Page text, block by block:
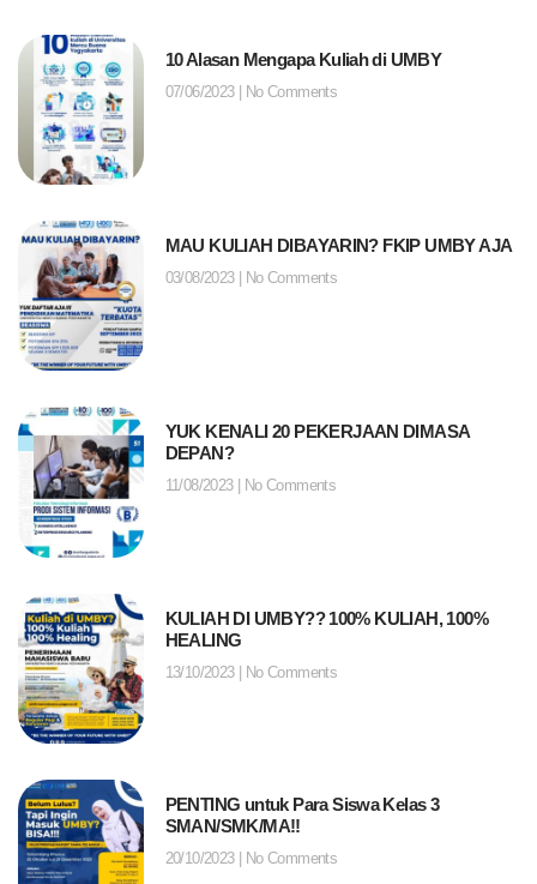
10 Alasan Mengapa Kuliah di UMBY
07/06/2023 No Comments
MAU KULIAH DIBAYARIN? FKIP UMBY AJA
03/08/2023 No Comments
YUK KENALI 20 PEKERJAAN DIMASA
DEPAN?
11/08/2023 No Comments
KULIAH DI UMBY?? 100% KULIAH, 100%
HEALING
13/10/2023 No Comments
PENTING untuk Para Siswa Kelas 3
SMAN/SMK/MA!!
20/10/2023 No Comments